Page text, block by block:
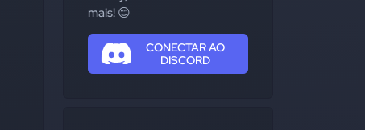
mais! 😊
CONECTAR AO
DISCORD